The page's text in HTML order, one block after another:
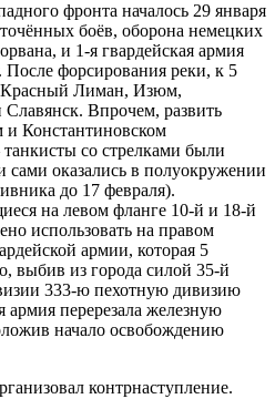
фронта началось 29 января
боёв, оборона немецких
и 1-я гвардейская армия
форсирования реки, к 5
Красный Лиман, Изюм,
Впрочем, развить
и Константиновском
со стрелками были
оказались в полуокружении
до 17 февраля).
на левом фланге 10-й и 18-й
использовать на правом
армии, которая 5
выбив из города силой 35-й
333-ю пехотную дивизию
перерезала железную
начало освобождению
контрнаступление.